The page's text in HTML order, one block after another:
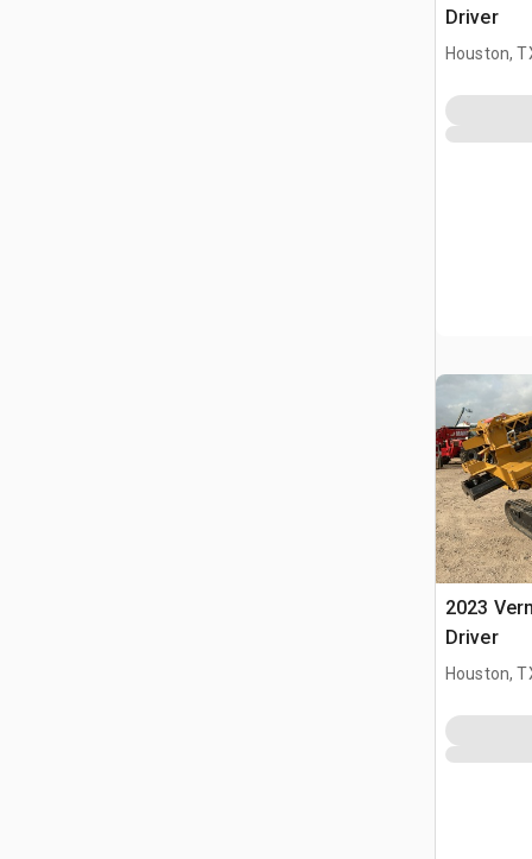
Driver
Houston,
2023
Driver
Houston,